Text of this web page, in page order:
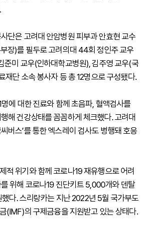
단은 고려대 안암병원 피부과 안효현 교수
장)를 필두로 고려의대 44회 정인주 교우
준미 교우(인하대학교병원), 김주영 교우(국
재단 소속 봉사자 등 총 12명으로 구성됐다.
에 대한 진료와 함께 초음파, 혈액검사를
해 건강상태를 꼼꼼하게 체크했다. 고려대
버스’를 통한 엑스레이 검사도 병행돼 호응
적 위기와 함께 코로나19 재유행으로 어려
위해 코로나19 진단키트 5,000개와 덴탈
다. 스리랑카는 지난 2022년 5월 국가부도
(IMF)의 구제금융을 지원받고 있는 상태다.